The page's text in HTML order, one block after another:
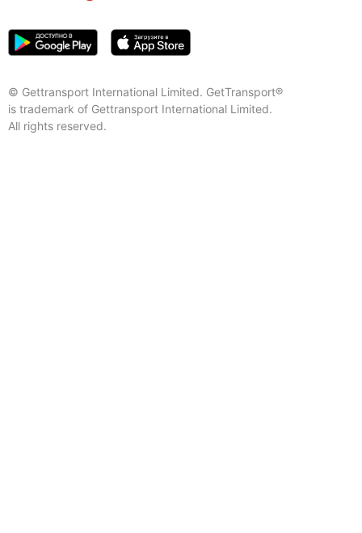
© Gettransport International Limited. GetTransport®
is trademark of Gettransport International Limited.
All rights reserved.